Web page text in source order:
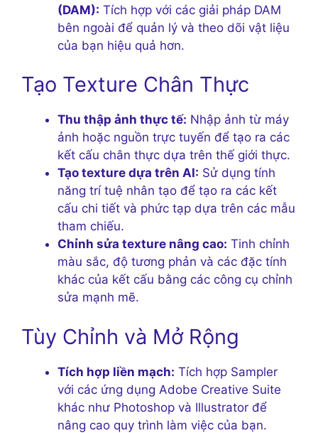
(DAM): Tích hợp với các giải pháp DAM
bên ngoài để quản lý và theo dõi vật liệu
của bạn hiệu quả hơn.
Tạo Texture Chân Thực
Thu thập ảnh thực tế: Nhập ảnh từ máy
ảnh hoặc nguồn trực tuyến để tạo ra các
kết cấu chân thực dựa trên thế giới thực.
Tạo texture dựa trên AI: Sử dụng tính
năng trí tuệ nhân tạo để tạo ra các kết
cấu chi tiết và phức tạp dựa trên các mẫu
tham chiếu.
Chỉnh sửa texture nâng cao: Tinh chỉnh
màu sắc, độ tương phản và các đặc tính
khác của kết cấu bằng các công cụ chỉnh
sửa mạnh mẽ.
Tùy Chỉnh và Mở Rộng
Tích hợp liền mạch: Tích hợp Sampler
với các ứng dụng Adobe Creative Suite
khác như Photoshop và Illustrator để
nâng cao quy trình làm việc của bạn.